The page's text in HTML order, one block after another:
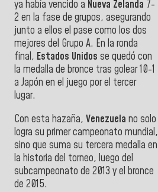
ya había vencido a Nueva Zelanda 7-
2 en la fase de grupos, asegurando
junto a ellos el pase como los dos
mejores del Grupo A. En la ronda
final, Estados Unidos se quedó con
la medalla de bronce tras golear 10-1
a Japón en el juego por el tercer
lugar.
Con esta hazaña, Venezuela no solo
logra su primer campeonato mundial,
sino que suma su tercera medalla en
la historia del torneo, luego del
subcampeonato de 2013 y el bronce
de 2015.